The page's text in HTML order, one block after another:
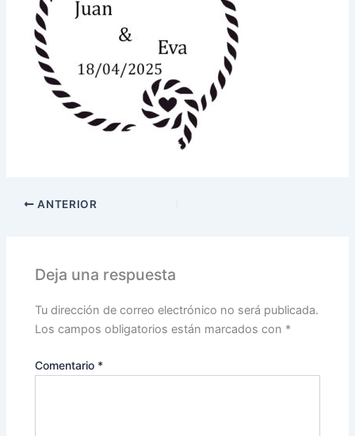
ANTERIOR
Deja una respuesta
Tu dirección de correo electrónico no será publicada.
Los campos obligatorios están marcados con *
Comentario *